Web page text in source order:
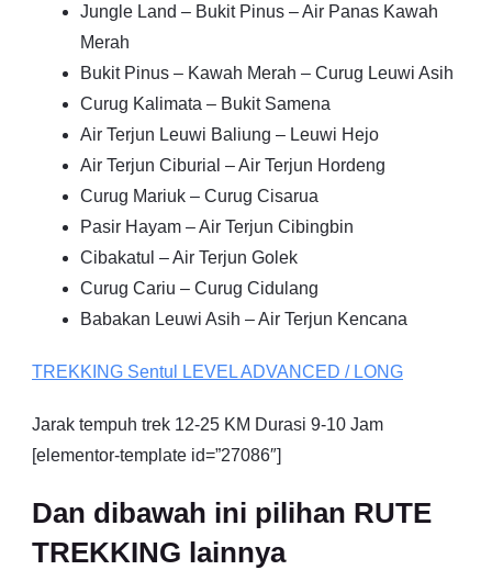
Jungle Land – Bukit Pinus – Air Panas Kawah
Merah
Bukit Pinus – Kawah Merah – Curug Leuwi Asih
Curug Kalimata – Bukit Samena
Air Terjun Leuwi Baliung – Leuwi Hejo
Air Terjun Ciburial – Air Terjun Hordeng
Curug Mariuk – Curug Cisarua
Pasir Hayam – Air Terjun Cibingbin
Cibakatul – Air Terjun Golek
Curug Cariu – Curug Cidulang
Babakan Leuwi Asih – Air Terjun Kencana
TREKKING Sentul LEVEL ADVANCED / LONG
Jarak tempuh trek 12-25 KM Durasi 9-10 Jam
[elementor-template id=”27086″]
Dan dibawah ini pilihan RUTE
TREKKING lainnya